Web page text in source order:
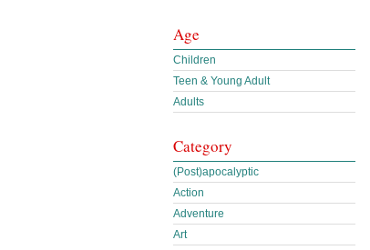
Age
Children
Teen & Young Adult
Adults
Category
(Post)apocalyptic
Action
Adventure
Art